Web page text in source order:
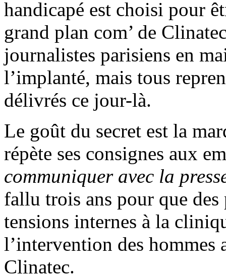
handicapé est choisi pour
grand plan com’ de
journalistes parisiens en
l’implanté, mais tous
délivrés ce jour-là.
Le goût du secret est la
répète ses consignes aux
communiquer avec la
fallu trois ans pour que
tensions internes à la
l’intervention des hommes
Clinatec.